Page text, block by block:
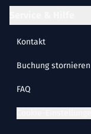
Kontakt
Buchung stornieren
FAQ